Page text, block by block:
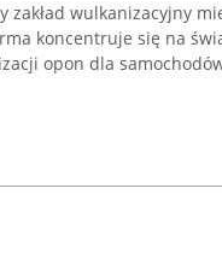
zakład wulkanizacyjny
koncentruje się na
opon dla